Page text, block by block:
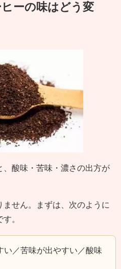
ーの味はどう変
、酸味・苦味・濃さの出方が
せん。まずは、次のように
。
い／苦味が出やすい／酸味